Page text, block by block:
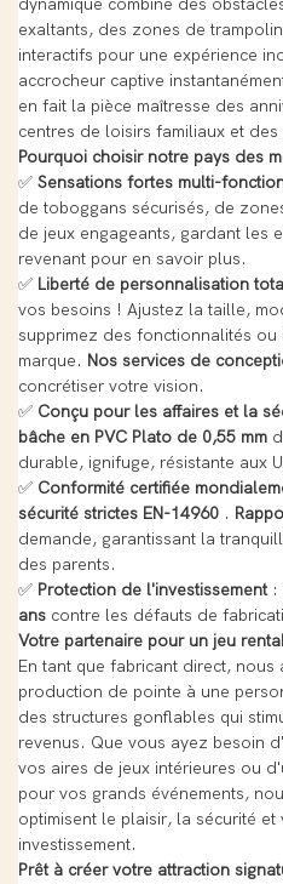
dynamique combine des
exaltants, des zones de
interactifs pour une expérience
accrocheur captive
en fait la pièce maîtresse des
centres de loisirs familiaux et
Pourquoi choisir notre pays des
✅ Sensations fortes multi-
de toboggans sécurisés, de
de jeux engageants, gardant les
revenant pour en savoir plus.
✅ Liberté de personnalisation
vos besoins ! Ajustez la taille,
supprimez des fonctionnalités
marque. Nos services de
concrétiser votre vision.
✅ Conçu pour les affaires et la
bâche en PVC Plato de 0,55 mm
durable, ignifuge, résistante aux
✅ Conformité certifiée
sécurité strictes EN-14960 .
demande, garantissant la
des parents.
✅ Protection de l'investissement:
ans contre les défauts de
Votre partenaire pour un jeu
En tant que fabricant direct,
production de pointe à une
des structures gonflables qui
revenus. Que vous ayez besoin
vos aires de jeux intérieures ou
pour vos grands événements,
optimisent le plaisir, la sécurité
investissement.
Prêt à créer votre attraction